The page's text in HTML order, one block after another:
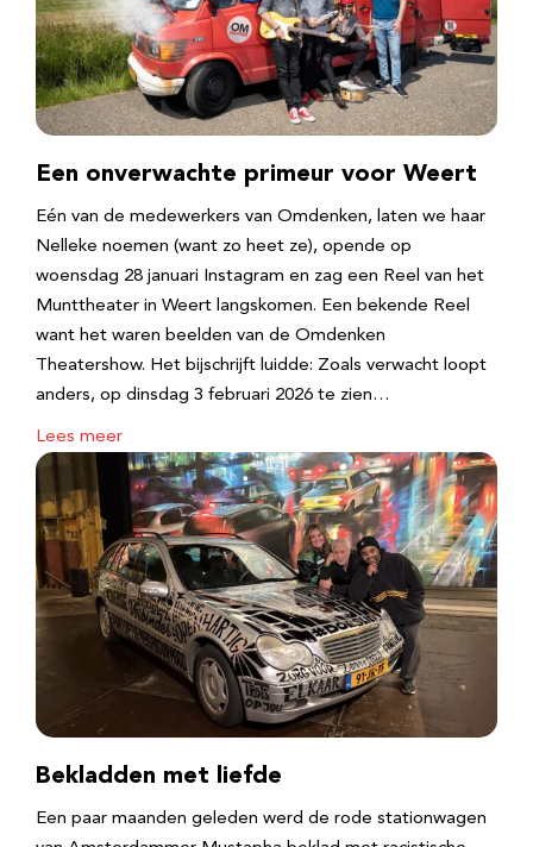
Een onverwachte primeur voor Weert
Eén van de medewerkers van Omdenken, laten we haar
Nelleke noemen (want zo heet ze), opende op
woensdag 28 januari Instagram en zag een Reel van het
Munttheater in Weert langskomen. Een bekende Reel
want het waren beelden van de Omdenken
Theatershow. Het bijschrijft luidde: Zoals verwacht loopt
anders, op dinsdag 3 februari 2026 te zien…
Lees meer
Bekladden met liefde
Een paar maanden geleden werd de rode stationwagen